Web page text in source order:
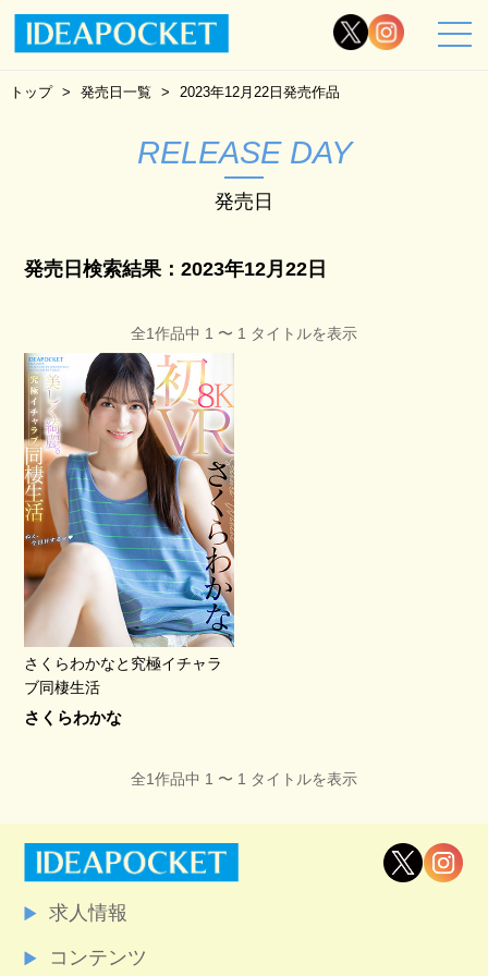
トップ 発売日一覧 2023年12月22日発売作品
RELEASE DAY
発売日
発売日検索結果：2023年12月22日
全1作品中 1 〜 1 タイトルを表示
さくらわかなと究極イチャラ
ブ同棲生活
さくらわかな
全1作品中 1 〜 1 タイトルを表示
求人情報
コンテンツ